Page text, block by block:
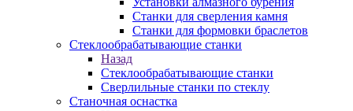
Станки для сверления камня
Станки для формовки браслетов
Стеклообрабатывающие станки
Назад
Стеклообрабатывающие станки
Сверлильные станки по стеклу
Станочная оснастка